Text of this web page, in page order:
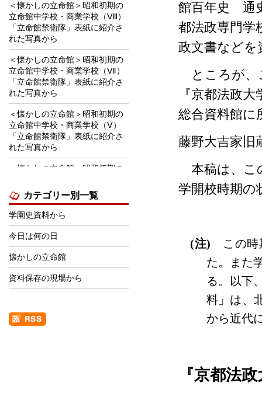
館百年史 通
都法政専門
政文書などを
ところが、
『京都法政
総合資料館に
藤野大吉家旧
本稿は、こ
学開校時期の
(注)
この
た。また
る。以下
料」は、
から近代
『京都法
＜懐かしの立命館＞昭和初期の
立命館中学校・商業学校（Ⅷ）
「立命館禁衛隊」表紙に紹介さ
れた写真から
＜懐かしの立命館＞昭和初期の
立命館中学校・商業学校（Ⅶ）
「立命館禁衛隊」表紙に紹介さ
れた写真から
＜懐かしの立命館＞昭和初期の
立命館中学校・商業学校（Ⅴ）
「立命館禁衛隊」表紙に紹介さ
れた写真から
＜懐かしの立命館＞昭和初期の
（Ⅵ） 「立命館禁衛隊」表紙
に紹介された写真から
＜学園史資料から＞1970年前後
の学生下宿事情
＜学園史資料から＞立命館学園
の建築・景観・デザイン等関連
賞の受賞について
れ」
カテゴリー別一覧
学園史資料から
今日は何の日
懐かしの立命館
資料保存の現場から